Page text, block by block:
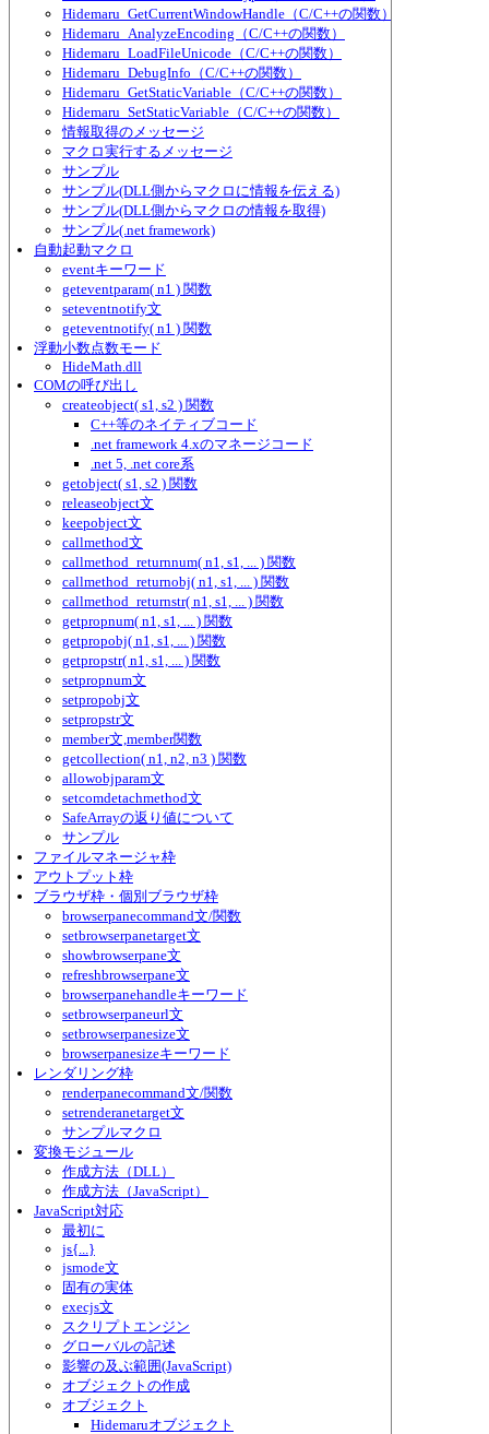
Hidemaru_GetCurrentWindowHandle（C/C++の関数）
Hidemaru_AnalyzeEncoding（C/C++の関数）
Hidemaru_LoadFileUnicode（C/C++の関数）
Hidemaru_DebugInfo（C/C++の関数）
Hidemaru_GetStaticVariable（C/C++の関数）
Hidemaru_SetStaticVariable（C/C++の関数）
情報取得のメッセージ
マクロ実行するメッセージ
サンプル
サンプル(DLL側からマクロに情報を伝える)
サンプル(DLL側からマクロの情報を取得)
サンプル(.net framework)
自動起動マクロ
eventキーワード
geteventparam( n1 ) 関数
seteventnotify文
geteventnotify( n1 ) 関数
浮動小数点数モード
HideMath.dll
COMの呼び出し
createobject( s1, s2 ) 関数
C++等のネイティブコード
.net framework 4.xのマネージコード
.net 5, .net core系
getobject( s1, s2 ) 関数
releaseobject文
keepobject文
callmethod文
callmethod_returnnum( n1, s1, ... ) 関数
callmethod_returnobj( n1, s1, ... ) 関数
callmethod_returnstr( n1, s1, ... ) 関数
getpropnum( n1, s1, ... ) 関数
getpropobj( n1, s1, ... ) 関数
getpropstr( n1, s1, ... ) 関数
setpropnum文
setpropobj文
setpropstr文
member文,member関数
getcollection( n1, n2, n3 ) 関数
allowobjparam文
setcomdetachmethod文
SafeArrayの返り値について
サンプル
ファイルマネージャ枠
アウトプット枠
ブラウザ枠・個別ブラウザ枠
browserpanecommand文/関数
setbrowserpanetarget文
showbrowserpane文
refreshbrowserpane文
browserpanehandleキーワード
setbrowserpaneurl文
setbrowserpanesize文
browserpanesizeキーワード
レンダリング枠
renderpanecommand文/関数
setrenderanetarget文
サンプルマクロ
変換モジュール
作成方法（DLL）
作成方法（JavaScript）
JavaScript対応
最初に
js{...}
jsmode文
固有の実体
execjs文
スクリプトエンジン
グローバルの記述
影響の及ぶ範囲(JavaScript)
オブジェクトの作成
オブジェクト
Hidemaruオブジェクト